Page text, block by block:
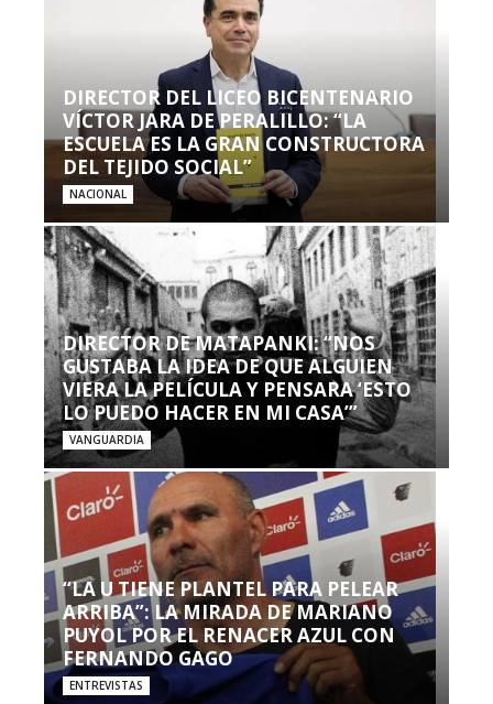
DIRECTOR DEL LICEO BICENTENARIO
VÍCTOR JARA DE PERALILLO: “LA
ESCUELA ES LA GRAN CONSTRUCTORA
DEL TEJIDO SOCIAL”
NACIONAL
DIRECTOR DE MATAPANKI: “NOS
GUSTABA LA IDEA DE QUE ALGUIEN
VIERA LA PELÍCULA Y PENSARA ‘ESTO
LO PUEDO HACER EN MI CASA’”
VANGUARDIA
“LA U TIENE PLANTEL PARA PELEAR
ARRIBA”: LA MIRADA DE MARIANO
PUYOL POR EL RENACER AZUL CON
FERNANDO GAGO
ENTREVISTAS